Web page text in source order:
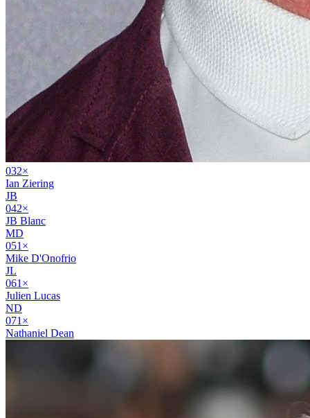
032×
Ian Ziering
JB
042×
JB Blanc
MD
051 ×
Mike D'Onofrio
JL
061 ×
Julien Lucas
ND
071 ×
Nathaniel Dean